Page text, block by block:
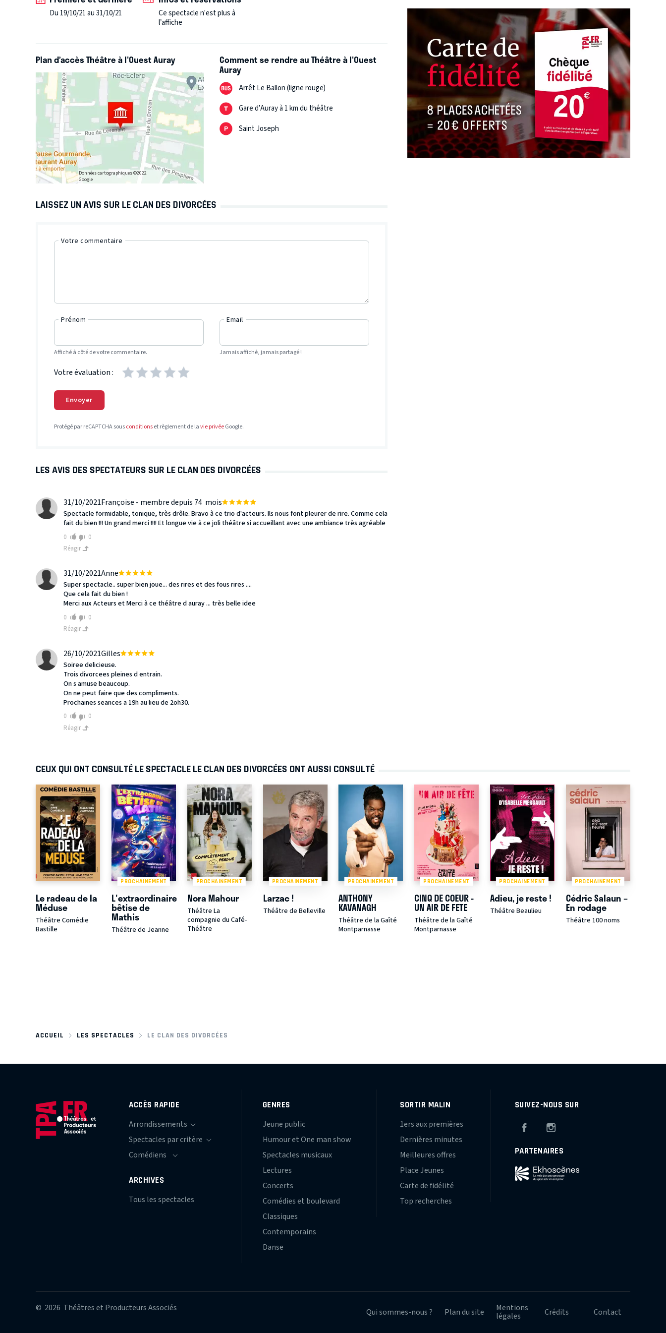
Ces trois femmes aux caractères et statuts sociaux différents vont traverser cette épreuve en se
Du 19/10/21 au 31/10/21
Ce spectacle n'est plus à
l’affiche
Plan d’accès Théâtre à l'Ouest Auray
Données cartographiques ©2022
Google
Comment se rendre au Théâtre à l'Ouest
Auray
Arrêt Le Ballon (ligne rouge)
Gare d’Auray à 1 km du théâtre
Saint Joseph
LAISSEZ UN AVIS SUR LE CLAN DES DIVORCÉES
Votre commentaire
Prénom
Affiché à côté de votre commentaire.
Email
Jamais affiché, jamais partagé !
Votre évaluation :
Envoyer
Protégé par reCAPTCHA sousconditionset règlement de lavie privéeGoogle.
LES AVIS DES SPECTATEURS SUR LE CLAN DES DIVORCÉES
31/10/2021Françoise - membre depuis 74 mois
Spectacle formidable, tonique, très drôle. Bravo à ce trio d'acteurs. Ils nous font pleurer de rire. Comme cela
fait du bien !!! Un grand merci !!!! Et longue vie à ce joli théâtre si accueillant avec une ambiance très agréable
0
0
Réagir
31/10/2021Anne
Super spectacle.. super bien joue... des rires et des fous rires ....
Que cela fait du bien !
Merci aux Acteurs et Merci à ce théâtre d auray ... très belle idee
0
0
Réagir
26/10/2021Gilles
Soiree delicieuse.
Trois divorcees pleines d entrain.
On s amuse beaucoup.
On ne peut faire que des compliments.
Prochaines seances a 19h au lieu de 2oh30.
0
0
Réagir
CEUX QUI ONT CONSULTÉ LE SPECTACLE LE CLAN DES DIVORCÉES ONT AUSSI CONSULTÉ
Le radeau de la
Méduse
Théâtre Comédie
Bastille
PROCHAINEMENT
L'extraordinaire
bêtise de
Mathis
Théâtre de Jeanne
PROCHAINEMENT
Nora Mahour
Théâtre La
compagnie du Café-
Théâtre
PROCHAINEMENT
Larzac !
Théâtre de Belleville
PROCHAINEMENT
ANTHONY
KAVANAGH
Théâtre de la Gaîté
Montparnasse
PROCHAINEMENT
CINQ DE COEUR -
UN AIR DE FETE
Théâtre de la Gaîté
Montparnasse
PROCHAINEMENT
Adieu, je reste !
Théâtre Beaulieu
PROCHAINEMENT
Cédric Salaun –
En rodage
Théâtre 100 noms
ACCUEIL LES SPECTACLES LE CLAN DES DIVORCÉES
ACCÈS RAPIDE
ARCHIVES
Tous les spectacles
GENRES
Jeune public
Humour et One man show
Spectacles musicaux
Lectures
Concerts
Comédies et boulevard
Classiques
Contemporains
Danse
SORTIR MALIN
1ers aux premières
Dernières minutes
Meilleures offres
Place Jeunes
Carte de fidélité
Top recherches
SUIVEZ-NOUS SUR
Facebook
PARTENAIRES
© 2026 Théâtres et Producteurs Associés Qui sommes-nous ? Plan du site Mentions
légales Crédits Contact